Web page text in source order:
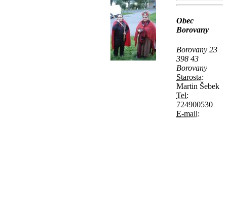
Obec
Borovany
Borovany 23
398 43
Borovany
Starosta:
Martin Šebek
Tel:
724900530
E-mail: